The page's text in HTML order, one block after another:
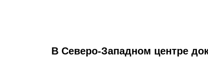
В Северо-Западном центре